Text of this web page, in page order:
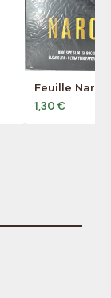
Feuille
1,30 €